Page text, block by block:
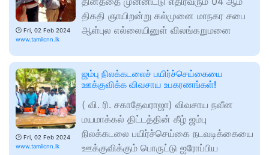
🕑 Fri, 02 Feb 2024
www.tamilcnn.lk
திகதி ஞாயிறன்று கல்முனை மாநகர சபை
ஆள்புல எல்லையினுள் விலங்கறுமனை
🕑 Fri, 02 Feb 2024
www.tamilcnn.lk
ஜம்பு நிலக்கடலைச் பயிர்ச்செய்கையை
ஊக்குவிக்க விவசாய உபகரணங்கள்!
( வி. ரி. சகாதேவராஜா) விவசாய நவீன
மயமாக்கல் திட்டத்தின் கீழ் ஜம்பு
நிலக்கடலை பயிர்ச்செய்கை நடவடிக்கையை
ஊக்குவிக்கும் பொருட்டு ஐரோப்பிய